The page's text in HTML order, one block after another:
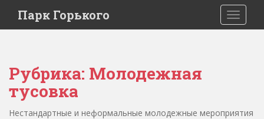
Парк Горького
Рубрика: Молодежная
тусовка
Нестандартные и неформальные молодежные мероприятия